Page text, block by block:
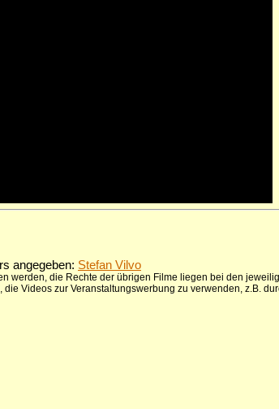
angegeben: Stefan Vilvo
werden, die Rechte der übrigen Filme liegen bei den
Videos zur Veranstaltungswerbung zu verwenden, z.B.